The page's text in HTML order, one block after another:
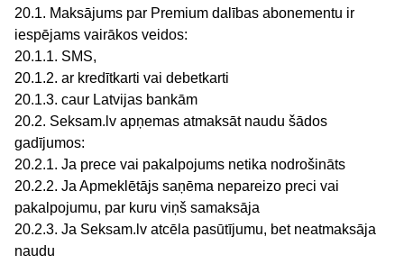
20.1. Maksājums par Premium dalības abonementu ir
iespējams vairākos veidos:
20.1.1. SMS,
20.1.2. ar kredītkarti vai debetkarti
20.1.3. caur Latvijas bankām
20.2. Seksam.lv apņemas atmaksāt naudu šādos
gadījumos:
20.2.1. Ja prece vai pakalpojums netika nodrošināts
20.2.2. Ja Apmeklētājs saņēma nepareizo preci vai
pakalpojumu, par kuru viņš samaksāja
20.2.3. Ja Seksam.lv atcēla pasūtījumu, bet neatmaksāja
naudu